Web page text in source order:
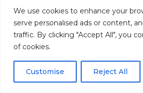
We use cookies to enhance your
serve personalised ads or content,
traffic. By clicking "Accept All", you
of cookies.
Customise Reject All
Press Release / July 24, 2026
SSR Mourns the Passing of
Smith